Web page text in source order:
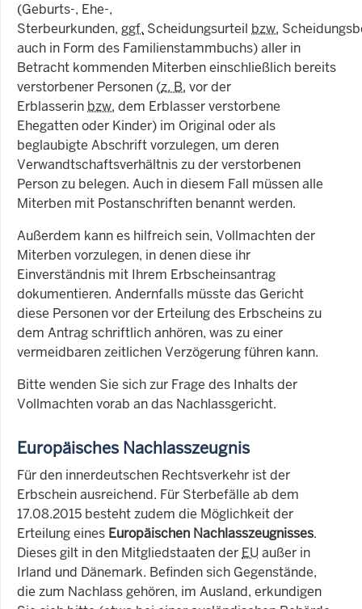
(Geburts-, Ehe-,
Sterbeurkunden, ggf. Scheidungsurteil bzw.
auch in Form des Familienstammbuchs) aller in
Betracht kommenden Miterben einschließlich bereits
verstorbener Personen (z. B. vor der
Erblasserinbzw. dem Erblasser verstorbene
Ehegatten oder Kinder) im Original oder als
beglaubigte Abschrift vorzulegen, um deren
Verwandtschaftsverhältnis zu der verstorbenen
Person zu belegen. Auch in diesem Fall müssen alle
Miterben mit Postanschriften benannt werden.
Außerdem kann es hilfreich sein, Vollmachten der
Miterben vorzulegen, in denen diese ihr
Einverständnis mit Ihrem Erbscheinsantrag
dokumentieren. Andernfalls müsste das Gericht
diese Personen vor der Erteilung des Erbscheins zu
dem Antrag schriftlich anhören, was zu einer
vermeidbaren zeitlichen Verzögerung führen kann.
Bitte wenden Sie sich zur Frage des Inhalts der
Vollmachten vorab an das Nachlassgericht.
Europäisches Nachlasszeugnis
Für den innerdeutschen Rechtsverkehr ist der
Erbschein ausreichend. Für Sterbefälle ab dem
17.08.2015 besteht zudem die Möglichkeit der
Erteilung eines Europäischen Nachlasszeugnisses.
Dieses gilt in den Mitgliedstaaten derEUaußer in
Irland und Dänemark. Befinden sich Gegenstände,
die zum Nachlass gehören, im Ausland, erkundigen